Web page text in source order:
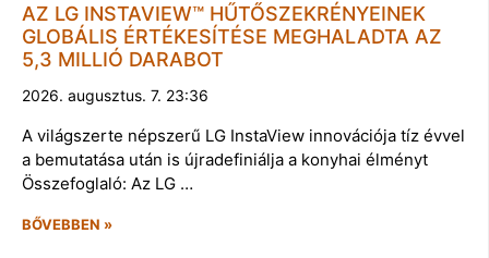
AZ LG INSTAVIEW™ HŰTŐSZEKRÉNYEINEK
GLOBÁLIS ÉRTÉKESÍTÉSE MEGHALADTA AZ
5,3 MILLIÓ DARABOT
2026. augusztus. 7. 23:36
A világszerte népszerű LG InstaView innovációja tíz évvel
a bemutatása után is újradefiniálja a konyhai élményt
Összefoglaló: Az LG …
BŐVEBBEN »